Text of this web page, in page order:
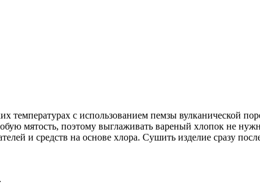
с использованием пемзы вулканической
мятость, поэтому выглаживать вареный хлопок не
и средств на основе хлора. Сушить изделие сразу